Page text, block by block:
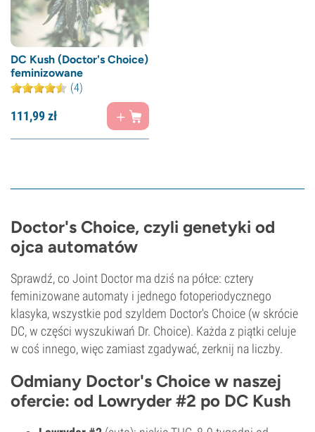
DC Kush (Doctor's Choice)
feminizowane
(4)
111,99zł
Doctor's Choice, czyli genetyki od
ojca automatów
Sprawdź, co Joint Doctor ma dziś na półce: cztery
feminizowane automaty i jednego fotoperiodycznego
klasyka, wszystkie pod szyldem Doctor's Choice (w skrócie
DC, w części wyszukiwań Dr. Choice). Każda z piątki celuje
w coś innego, więc zamiast zgadywać, zerknij na liczby.
Odmiany Doctor's Choice w naszej
ofercie: od Lowryder #2 po DC Kush